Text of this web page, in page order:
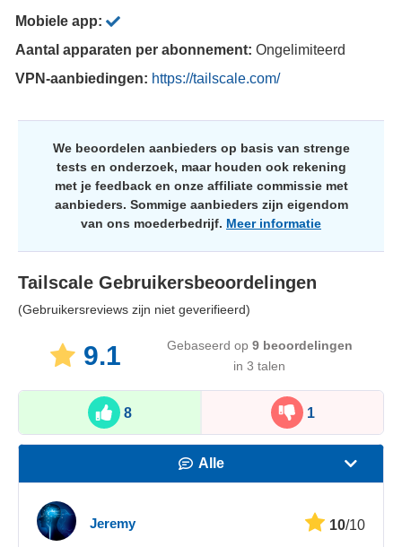
Mobiele app:
Aantal apparaten per abonnement: Ongelimiteerd
VPN-aanbiedingen: https://tailscale.com/
We beoordelen aanbieders op basis van strenge
tests en onderzoek, maar houden ook rekening
met je feedback en onze affiliate commissie met
aanbieders. Sommige aanbieders zijn eigendom
van ons moederbedrijf. Meer informatie
Tailscale Gebruikersbeoordelingen
(Gebruikersreviews zijn niet geverifieerd)
9.1 Gebaseerd op 9beoordelingen
in 3 talen
8 1
Alle
Jeremy 10/10